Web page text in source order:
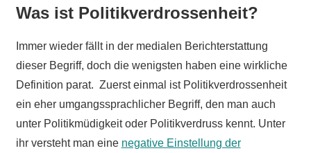
Was ist Politikverdrossenheit?
Immer wieder fällt in der medialen Berichterstattung
dieser Begriff, doch die wenigsten haben eine wirkliche
Definition parat. Zuerst einmal ist Politikverdrossenheit
ein eher umgangssprachlicher Begriff, den man auch
unter Politikmüdigkeit oder Politikverdruss kennt. Unter
ihr versteht man eine negative Einstellung der